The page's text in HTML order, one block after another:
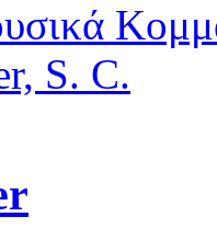
S. C.